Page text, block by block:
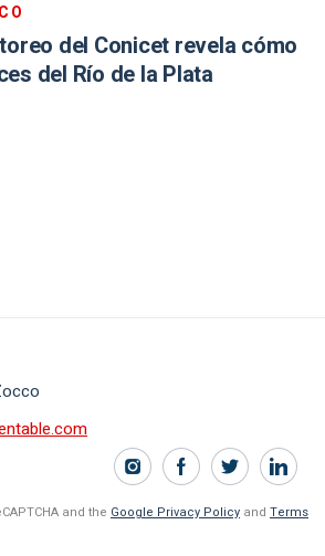
del Conicet revela cómo
del Río de la Plata
and the Google Privacy Policy and Terms